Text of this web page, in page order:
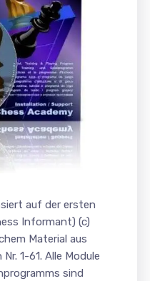
auf der ersten
Informant) (c)
Material aus
1-61. Alle Module
sind